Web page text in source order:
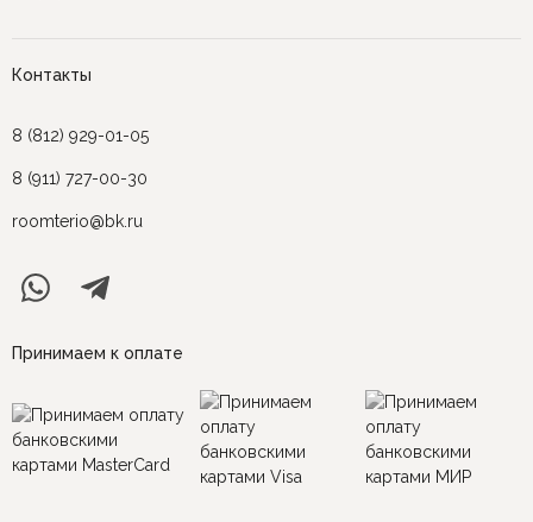
Контакты
8 (812) 929-01-05
8 (911) 727-00-30
roomterio@bk.ru
Принимаем к оплате